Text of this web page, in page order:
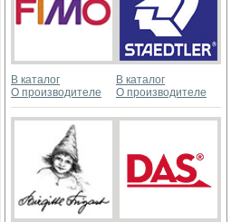
В каталог
О производителе
В каталог
О производителе